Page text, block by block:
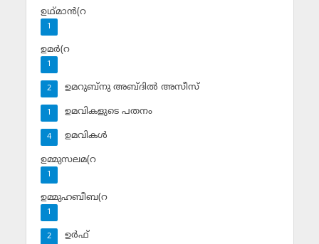
ഉഥ്മാന്‍(റ
1
ഉമര്‍(റ
1
ഉമറുബ്‌നു അബ്ദില്‍ അസീസ്‌
2
ഉമവികളുടെ പതനം
1
ഉമവികള്‍
4
ഉമ്മുസലമ(റ
1
ഉമ്മുഹബീബ(റ
1
ഉര്‍ഫ്
2